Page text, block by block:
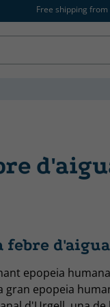
Free shipping from
febre d'aigua
epopeia
gran epopeia